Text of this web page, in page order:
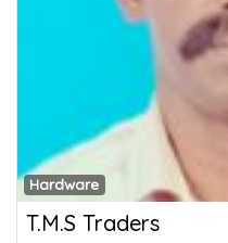
Hardware
T.M.S Traders